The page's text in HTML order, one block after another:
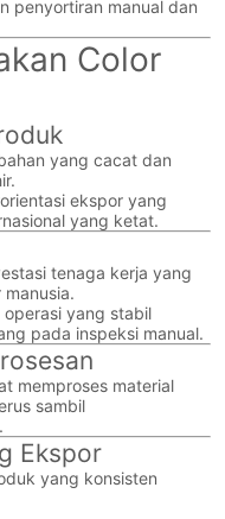
penyortiran manual dan
Color
yang cacat dan
ekspor yang
yang ketat.
tenaga kerja yang
yang stabil
pada inspeksi manual.
memproses material
sambil
Ekspor
yang konsisten